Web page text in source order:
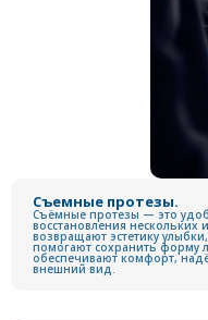
Съемные протезы.
Съёмные протезы — это
восстановления нескольких
возвращают эстетику
помогают сохранить форму
обеспечивают комфорт,
внешний вид.